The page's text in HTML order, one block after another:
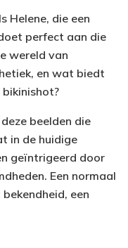
Helene, die een
perfect aan die
wereld van
en wat biedt
bikinishot?
beelden die
in de huidige
geïntrigeerd door
Een normaal
een